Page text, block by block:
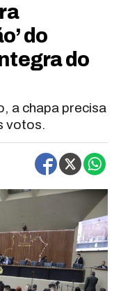
do
do
a chapa precisa
votos.